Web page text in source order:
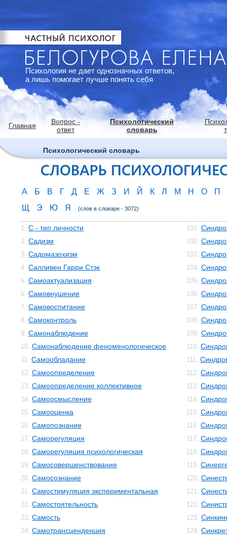
Психология не дает однозначных ответов,
а лишь помогает лучше понять себя
Главная
Вопрос -
ответ
Психологический
словарь
Психологический словарь
А Б В Г Д Е Ж З И Й К Л М Н О
П
Щ
Э Ю Я (слов в словаре - 3072)
1. С - тип личности
2. Садизм
3. Садомазохизм
4. Салливен Гарри Стэк
5. Самоактуализация
6. Самовнушение
7. Самовоспитание
8. Самоконтроль
9. Самонаблюдение
10. Самонаблюдение феноменологическое
11. Самообладание
12. Самоопределение
13. Самоопределение коллективное
14. Самоосмысление
15. Самооценка
16. Самопознание
17. Саморегуляция
18. Саморегуляция психологическая
19. Самосовершенствование
20. Самосознание
21. Самостимуляция экспериментальная
22. Самостоятельность
23. Самость
24. Самотрансценденция
101.
102.
103.
104.
105.
106.
107.
108.
109.
110.
111.
112.
113.
114.
115.
116.
117.
118.
119.
120.
121.
122.
123.
124.